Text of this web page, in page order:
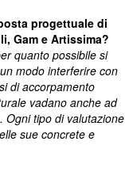
progettuale di
Gam e Artissima?
quanto possibile si
modo interferire con
di accorpamento
vadano anche ad
Ogni tipo di valutazione
sue concrete e